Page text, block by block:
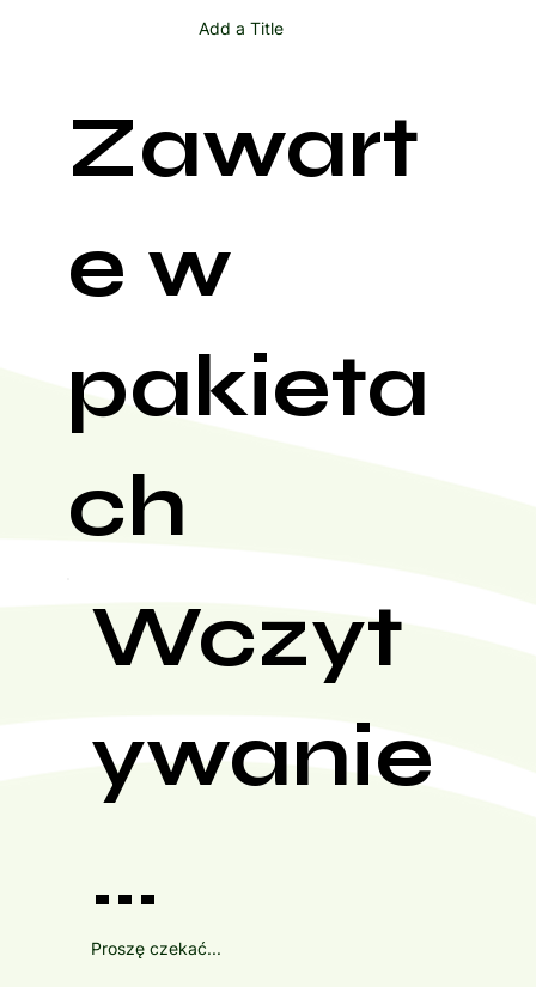
Add a Title
Zawart
e w
pakieta
ch
Wczyt
ywanie
...
Proszę czekać...